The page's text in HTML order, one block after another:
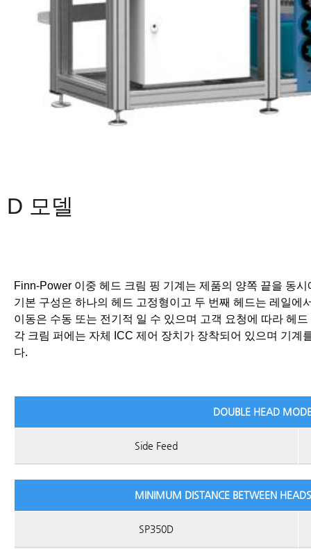
D 모델
Finn-Power 이중 헤드 크림 핑 기계는 제품의 양쪽 끝을 동
기본 구성은 하나의 헤드 고정형이고 두 번째 헤드는 레일에
이동은 수동 또는 전기적 일 수 있으며 고객 요청에 따라 헤
각 크림 퍼에는 자체 ICC 제어 장치가 장착되어 있으며 기
다.
DOUBLE HEAD
Side Feed
MINIMUM DISTANCE BETWEEN
SP350D